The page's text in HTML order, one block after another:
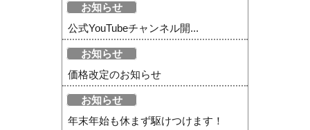
お知らせ
公式YouTubeチャンネル開...
お知らせ
価格改定のお知らせ
お知らせ
年末年始も休まず駆けつけます！